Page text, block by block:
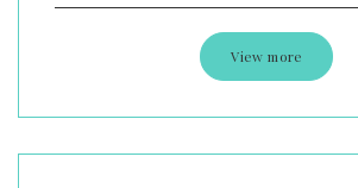
View more